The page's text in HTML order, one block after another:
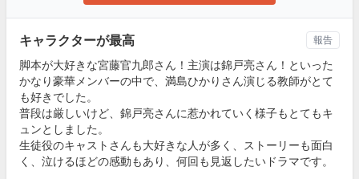
キャラクターが最高
脚本が大好きな宮藤官九郎さん！主演は錦戸亮さん！といった
かなり豪華メンバーの中で、満島ひかりさん演じる教師がとて
も好きでした。
普段は厳しいけど、錦戸亮さんに惹かれていく様子もとてもキ
ュンとしました。
生徒役のキャストさんも大好きな人が多く、ストーリーも面白
く、泣けるほどの感動もあり、何回も見返したいドラマです。
報告